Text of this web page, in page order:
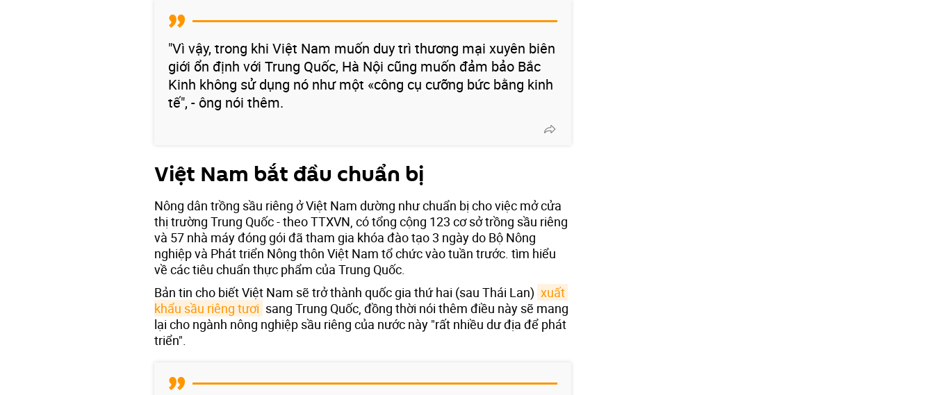
"Vì vậy, trong khi Việt Nam muốn duy trì thương mại xuyên biên
giới ổn định với Trung Quốc, Hà Nội cũng muốn đảm bảo Bắc
Kinh không sử dụng nó như một «công cụ cưỡng bức bằng kinh
tế", - ông nói thêm.
Việt Nam bắt đầu chuẩn bị
Nông dân trồng sầu riêng ở Việt Nam dường như chuẩn bị cho việc mở cửa
thị trường Trung Quốc - theo TTXVN, có tổng cộng 123 cơ sở trồng sầu riêng
và 57 nhà máy đóng gói đã tham gia khóa đào tạo 3 ngày do Bộ Nông
nghiệp và Phát triển Nông thôn Việt Nam tổ chức vào tuần trước. tìm hiểu
về các tiêu chuẩn thực phẩm của Trung Quốc.
Bản tin cho biết Việt Nam sẽ trở thành quốc gia thứ hai (sau Thái Lan) xuất
khẩu sầu riêng tươi sang Trung Quốc, đồng thời nói thêm điều này sẽ mang
lại cho ngành nông nghiệp sầu riêng của nước này "rất nhiều dư địa để phát
triển".